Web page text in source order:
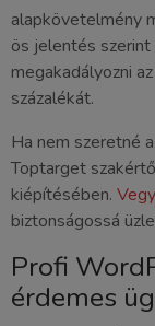
alapkövetelmény
ös jelentés szerint
megakadályozni
százalékát.
Ha nem szeretné
Toptarget
kiépítésében.
biztonságossá
Profi
érdemes